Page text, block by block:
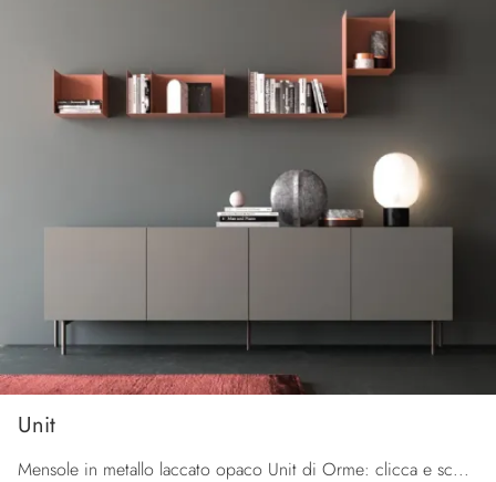
Unit
Mensole in metallo laccato opaco Unit di Orme: clicca e scopri di più sui Complementi e mensole moderni in metallo del noto e conosciuto brand!